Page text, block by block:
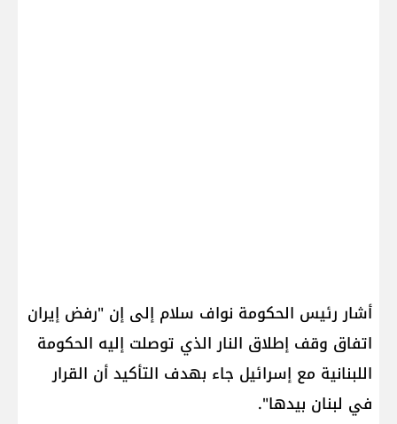
أشار رئيس الحكومة ​نواف سلام​ إلى إن "رفض ​إيران​
اتفاق وقف إطلاق النار الذي توصلت إليه الحكومة
اللبنانية مع إسرائيل جاء بهدف التأكيد أن القرار
في لبنان بيدها".